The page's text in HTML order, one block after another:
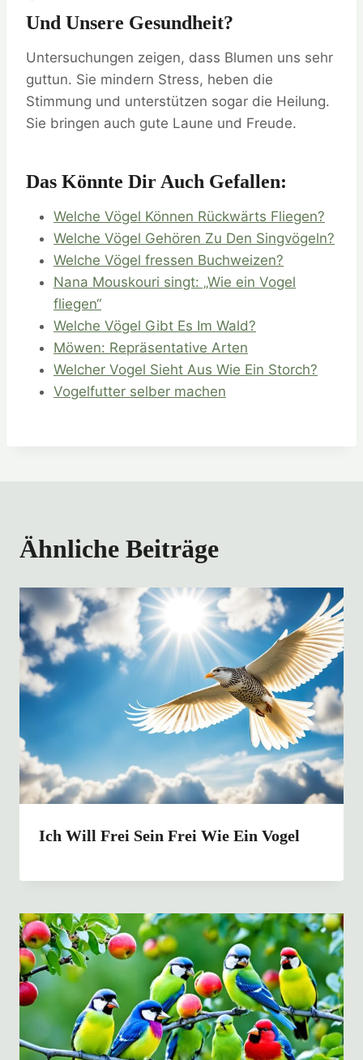
Und Unsere Gesundheit?
Untersuchungen zeigen, dass Blumen uns sehr
guttun. Sie mindern Stress, heben die
Stimmung und unterstützen sogar die Heilung.
Sie bringen auch gute Laune und Freude.
Das Könnte Dir Auch Gefallen:
Welche Vögel Können Rückwärts Fliegen?
Welche Vögel Gehören Zu Den Singvögeln?
Welche Vögel fressen Buchweizen?
Nana Mouskouri singt: „Wie ein Vogel
fliegen“
Welche Vögel Gibt Es Im Wald?
Möwen: Repräsentative Arten
Welcher Vogel Sieht Aus Wie Ein Storch?
Vogelfutter selber machen
Ähnliche Beiträge
Ich Will Frei Sein Frei Wie Ein Vogel